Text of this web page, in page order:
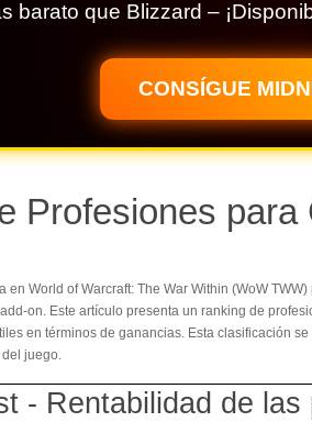
barato que Blizzard –
CONSÍGUE
Profesiones
en World of Warcraft: The War Within (WoW
on. Este artículo presenta un ranking de
en términos de ganancias. Esta clasificación
juego.
- Rentabilidad de